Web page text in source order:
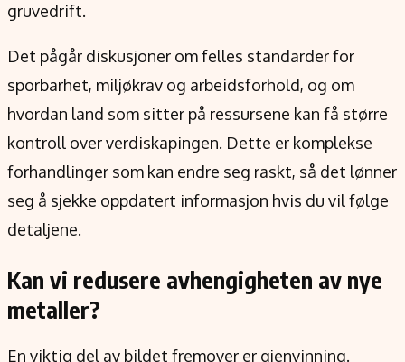
gruvedrift.
Det pågår diskusjoner om felles standarder for
sporbarhet, miljøkrav og arbeidsforhold, og om
hvordan land som sitter på ressursene kan få større
kontroll over verdiskapingen. Dette er komplekse
forhandlinger som kan endre seg raskt, så det lønner
seg å sjekke oppdatert informasjon hvis du vil følge
detaljene.
Kan vi redusere avhengigheten av nye
metaller?
En viktig del av bildet fremover er gjenvinning.